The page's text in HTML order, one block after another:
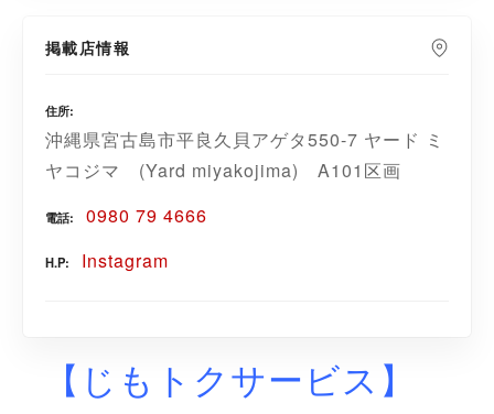
掲載店情報
住所
沖縄県宮古島市平良久貝アゲタ550-7 ヤード ミ
ヤコジマ (Yard miyakojima) A101区画
電話 0980 79 4666
H.P Instagram
【じもトクサービス】